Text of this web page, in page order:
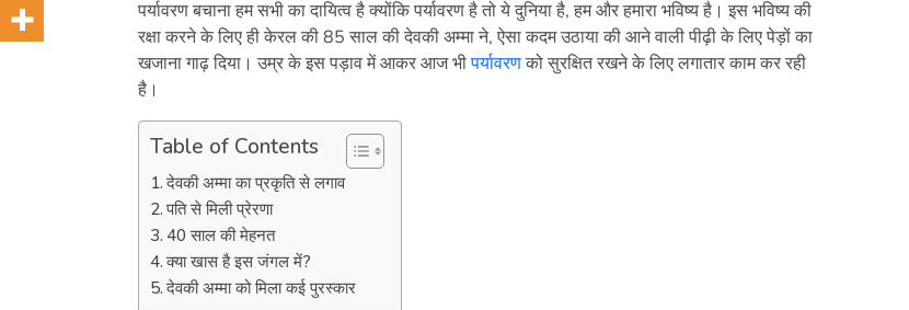
पर्यावरण बचाना हम सभी का दायित्व है क्योंकि पर्यावरण है तो ये दुनिया है, हम और हमारा भविष्य है। इस भविष्य की
रक्षा करने के लिए ही केरल की 85 साल की देवकी अम्मा ने, ऐसा कदम उठाया की आने वाली पीढ़ी के लिए पेड़ों का
खजाना गाढ़ दिया। उम्र के इस पड़ाव में आकर आज भीपर्यावरणको सुरक्षित रखने के लिए लगातार काम कर रही
है।
Table of Contents
देवकी अम्मा का प्रकृति से लगाव
पति से मिली प्रेरणा
40 साल की मेहनत
क्या खास है इस जंगल में?
देवकी अम्मा को मिला कई पुरस्कार